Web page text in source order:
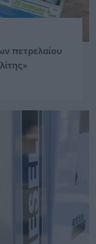
πετρελαίου